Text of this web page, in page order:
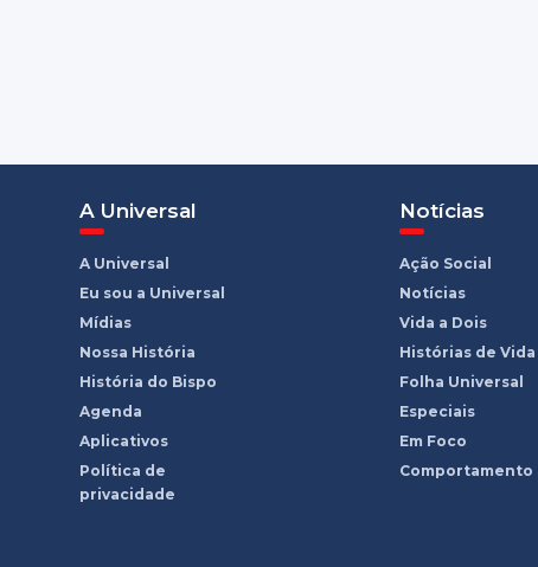
A Universal
A Universal
Eu sou a Universal
Mídias
Nossa História
História do Bispo
Agenda
Aplicativos
Política de
privacidade
Notícias
Ação Social
Notícias
Vida a Dois
Histórias de Vida
Folha Universal
Especiais
Em Foco
Comportamento